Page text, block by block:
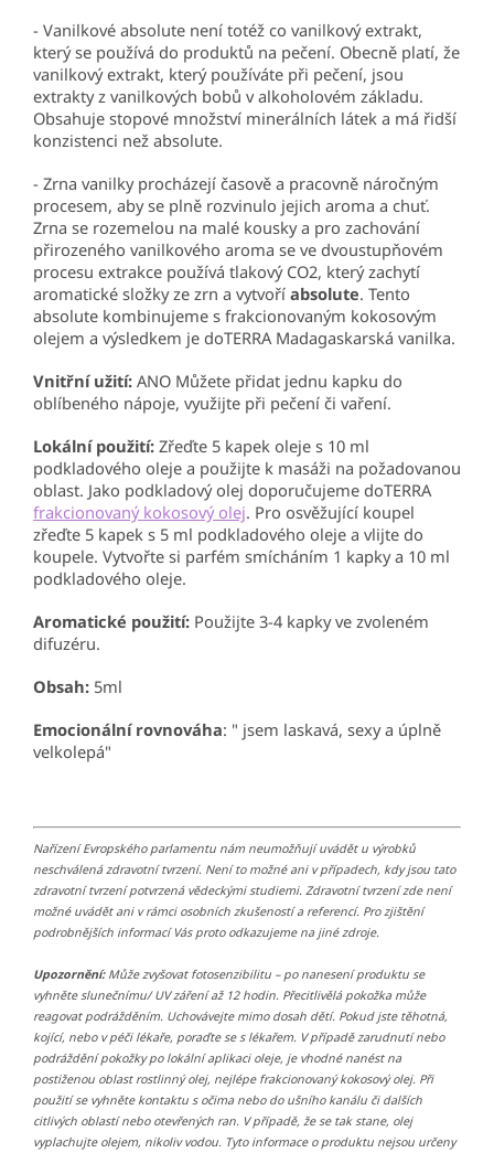
- Vanilkové absolute není totéž co vanilkový extrakt,
který se používá do produktů na pečení. Obecně platí, že
vanilkový extrakt, který používáte při pečení, jsou
extrakty z vanilkových bobů v alkoholovém základu.
Obsahuje stopové množství minerálních látek a má řidší
konzistenci než absolute.
- Zrna vanilky procházejí časově a pracovně náročným
procesem, aby se plně rozvinulo jejich aroma a chuť.
Zrna se rozemelou na malé kousky a pro zachování
přirozeného vanilkového aroma se ve dvoustupňovém
procesu extrakce používá tlakový CO2, který zachytí
aromatické složky ze zrn a vytvoří absolute. Tento
absolute kombinujeme s frakcionovaným kokosovým
olejem a výsledkem je doTERRA Madagaskarská vanilka.
Vnitřní užití: ANO Můžete přidat jednu kapku do
oblíbeného nápoje, využijte při pečení či vaření.
Lokální použití: Zřeďte 5 kapek oleje s 10 ml
podkladového oleje a použijte k masáži na požadovanou
oblast. Jako podkladový olej doporučujeme doTERRA
frakcionovaný kokosový olej. Pro osvěžující koupel
zřeďte 5 kapek s 5 ml podkladového oleje a vlijte do
koupele. Vytvořte si parfém smícháním 1 kapky a 10 ml
podkladového oleje.
Aromatické použití: Použijte 3-4 kapky ve zvoleném
difuzéru.
Obsah: 5ml
Emocionální rovnováha: " jsem laskavá, sexy a úplně
velkolepá"
Nařízení Evropského parlamentu nám neumožňují uvádět u výrobků
neschválená zdravotní tvrzení. Není to možné ani v případech, kdy jsou tato
zdravotní tvrzení potvrzená vědeckými studiemi. Zdravotní tvrzení zde není
možné uvádět ani v rámci osobních zkušeností a referencí. Pro zjištění
podrobnějších informací Vás proto odkazujeme na jiné zdroje.
Upozornění:Může zvyšovat fotosenzibilitu – po nanesení produktu se
vyhněte slunečnímu/ UV záření až 12 hodin. Přecitlivělá pokožka může
reagovat podrážděním. Uchovávejte mimo dosah dětí. Pokud jste těhotná,
kojící, nebo v péči lékaře, poraďte se s lékařem. V případě zarudnutí nebo
podráždění pokožky po lokální aplikaci oleje, je vhodné nanést na
postiženou oblast rostlinný olej, nejlépe frakcionovaný kokosový olej. Při
použití se vyhněte kontaktu s očima nebo do ušního kanálu či dalších
citlivých oblastí nebo otevřených ran. V případě, že se tak stane, olej
vyplachujte olejem, nikoliv vodou. Tyto informace o produktu nejsou určeny